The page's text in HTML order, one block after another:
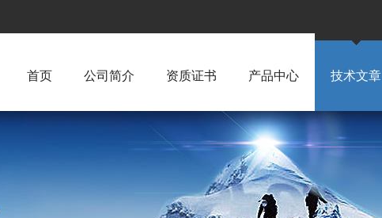
首页 公司简介 资质证书 产品中心 技术文章